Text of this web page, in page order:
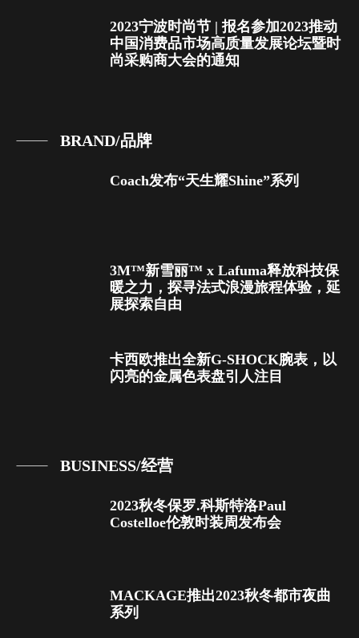
2023宁波时尚节 | 报名参加2023推动
中国消费品市场高质量发展论坛暨时
尚采购商大会的通知
BRAND/品牌
Coach发布“天生耀Shine”系列
3M™新雪丽™ x Lafuma释放科技保
暖之力，探寻法式浪漫旅程体验，延
展探索自由
卡西欧推出全新G-SHOCK腕表，以
闪亮的金属色表盘引人注目
BUSINESS/经营
2023秋冬保罗.科斯特洛Paul
Costelloe伦敦时装周发布会
MACKAGE推出2023秋冬都市夜曲
系列